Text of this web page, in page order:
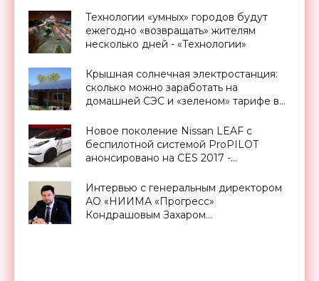
Технологии «умных» городов будут
ежегодно «возвращать» жителям
несколько дней - «Технологии»
Крышная солнечная электростанция:
сколько можно заработать на
домашней СЭС и «зеленом» тарифе в
Новое поколение Nissan LEAF с
беспилотной системой ProPILOT
анонсировано на CES 2017 -
Интервью с генеральным директором
АО «НИИМА «Прогресс»
Кондрашовым Захаром